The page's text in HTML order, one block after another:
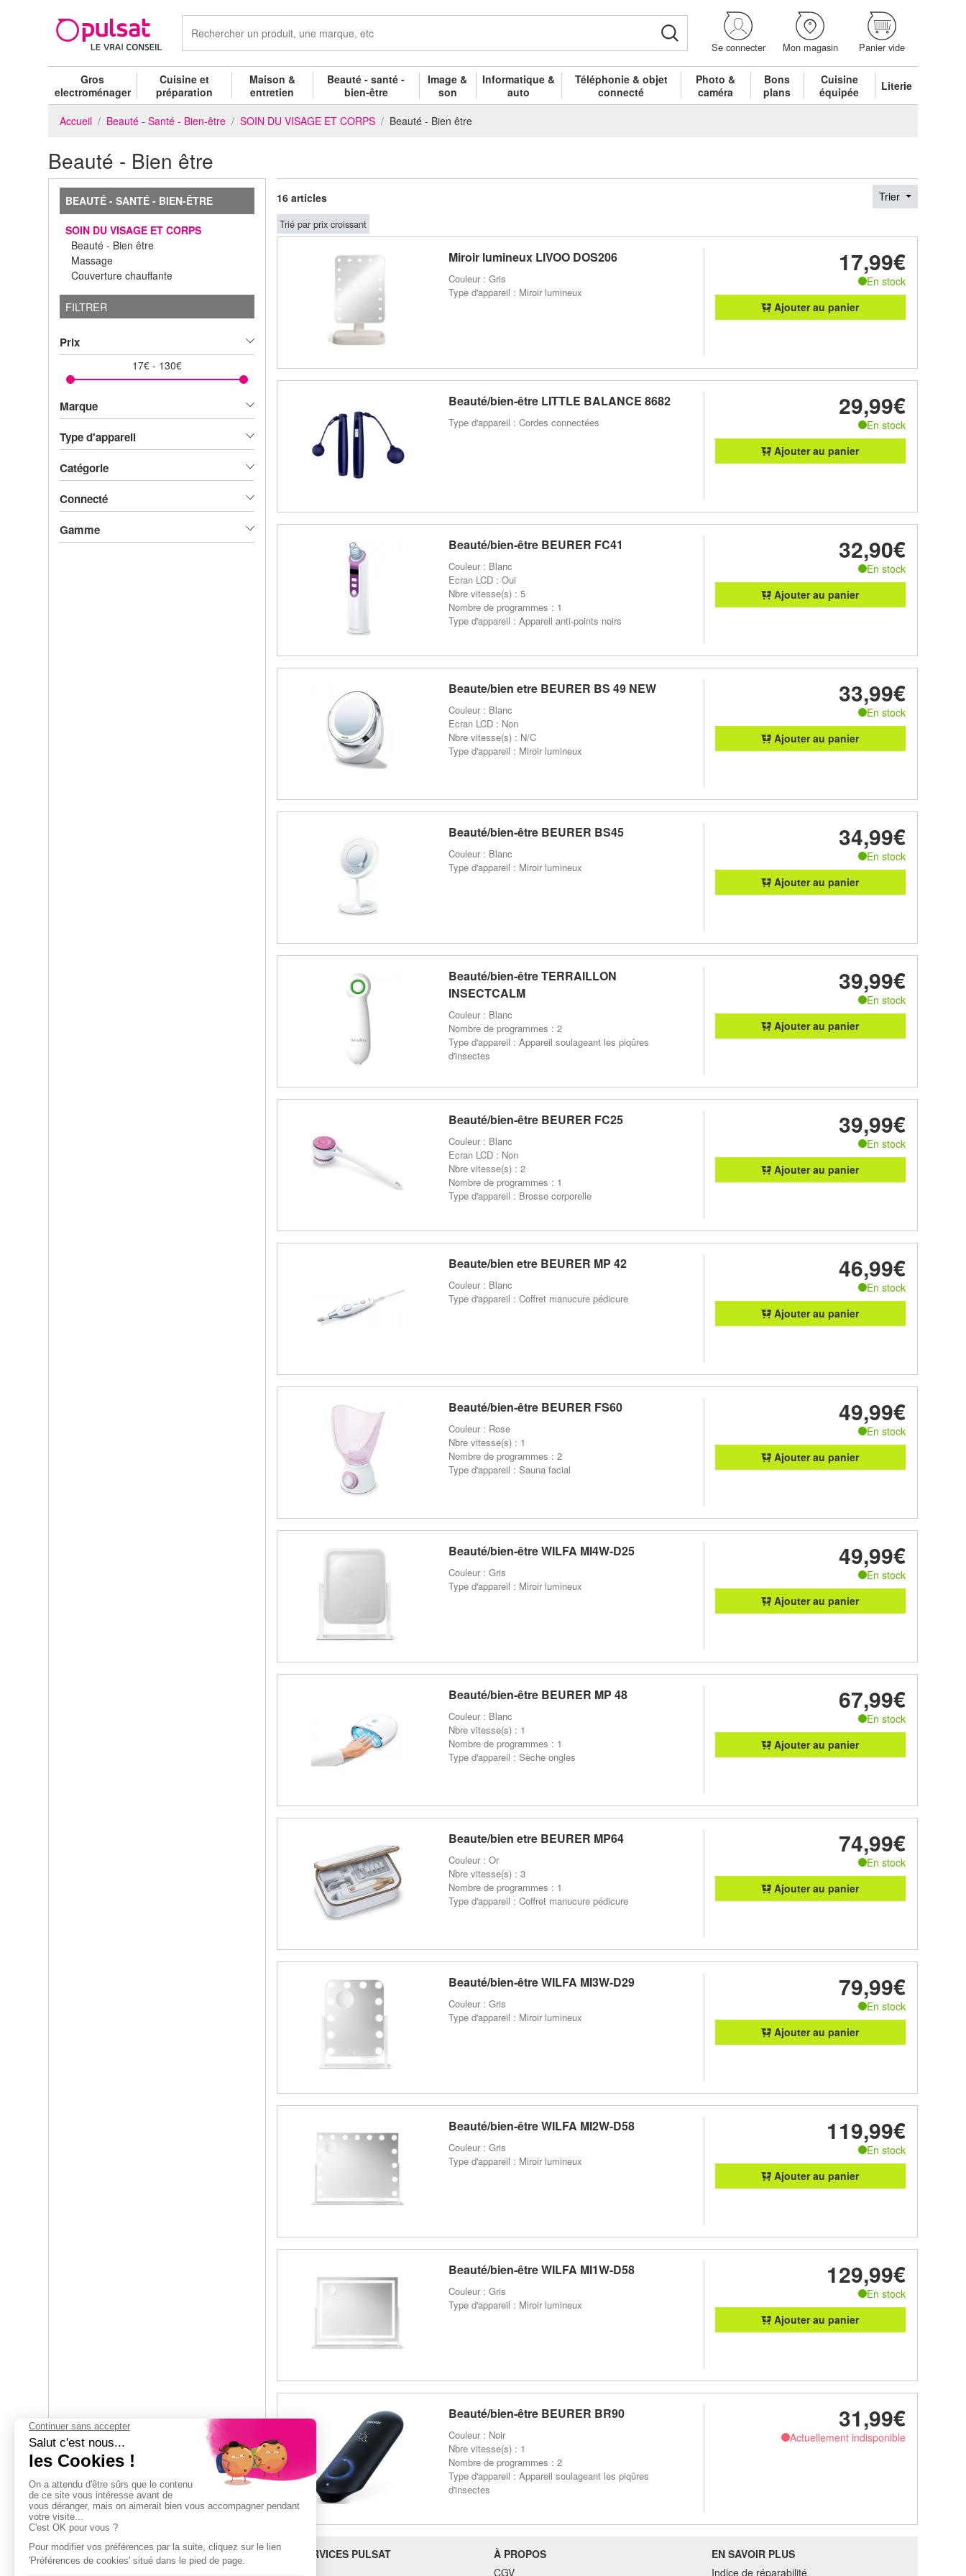
Se connecter Mon magasin Panier vide
Gros
electroménager
Cuisine et
préparation
Maison &
entretien
Beauté - santé -
bien-être
Image &
son
Informatique &
auto
Téléphonie & objet
connecté
Photo &
caméra
Bons
plans
Cuisine
équipée
Literie
Accueil Beauté - Santé - Bien-être SOIN DU VISAGE ET CORPS Beauté - Bien être
Beauté - Bien être
BEAUTÉ - SANTÉ - BIEN-ÊTRE
SOIN DU VISAGE ET CORPS
Beauté - Bien être
Massage
Couverture chauffante
FILTRER
Prix
17€- 130€
Marque
Type d'appareil
Catégorie
Connecté
Gamme
16 articles Trier
Trié par prix croissant
Miroir lumineux LIVOO DOS206
Couleur : Gris
Type d'appareil : Miroir lumineux
17,99€
En stock
Ajouter au panier
Beauté/bien-être LITTLE BALANCE 8682
Type d'appareil : Cordes connectées
29,99€
En stock
Ajouter au panier
Beauté/bien-être BEURER FC41
Couleur : Blanc
Ecran LCD : Oui
Nbre vitesse(s) : 5
Nombre de programmes : 1
Type d'appareil : Appareil anti-points noirs
32,90€
En stock
Ajouter au panier
Beaute/bien etre BEURER BS 49 NEW
Couleur : Blanc
Ecran LCD : Non
Nbre vitesse(s) : N/C
Type d'appareil : Miroir lumineux
33,99€
En stock
Ajouter au panier
Beauté/bien-être BEURER BS45
Couleur : Blanc
Type d'appareil : Miroir lumineux
34,99€
En stock
Ajouter au panier
Beauté/bien-être TERRAILLON
INSECTCALM
Couleur : Blanc
Nombre de programmes : 2
Type d'appareil : Appareil soulageant les piqûres
d'insectes
39,99€
En stock
Ajouter au panier
Beauté/bien-être BEURER FC25
Couleur : Blanc
Ecran LCD : Non
Nbre vitesse(s) : 2
Nombre de programmes : 1
Type d'appareil : Brosse corporelle
39,99€
En stock
Ajouter au panier
Beaute/bien etre BEURER MP 42
Couleur : Blanc
Type d'appareil : Coffret manucure pédicure
46,99€
En stock
Ajouter au panier
Beauté/bien-être BEURER FS60
Couleur : Rose
Nbre vitesse(s) : 1
Nombre de programmes : 2
Type d'appareil : Sauna facial
49,99€
En stock
Ajouter au panier
Beauté/bien-être WILFA MI4W-D25
Couleur : Gris
Type d'appareil : Miroir lumineux
49,99€
En stock
Ajouter au panier
Beauté/bien-être BEURER MP 48
Couleur : Blanc
Nbre vitesse(s) : 1
Nombre de programmes : 1
Type d'appareil : Sèche ongles
67,99€
En stock
Ajouter au panier
Beaute/bien etre BEURER MP64
Couleur : Or
Nbre vitesse(s) : 3
Nombre de programmes : 1
Type d'appareil : Coffret manucure pédicure
74,99€
En stock
Ajouter au panier
Beauté/bien-être WILFA MI3W-D29
Couleur : Gris
Type d'appareil : Miroir lumineux
79,99€
En stock
Ajouter au panier
Beauté/bien-être WILFA MI2W-D58
Couleur : Gris
Type d'appareil : Miroir lumineux
119,99€
En stock
Ajouter au panier
Beauté/bien-être WILFA MI1W-D58
Couleur : Gris
Type d'appareil : Miroir lumineux
129,99€
En stock
Ajouter au panier
Beauté/bien-être BEURER BR90
Couleur : Noir
Nbre vitesse(s) : 1
Nombre de programmes : 2
Type d'appareil : Appareil soulageant les piqûres
d'insectes
31,99€
Actuellement indisponible
BESOIN D'AIDE ?
LES SERVICES PULSAT
À PROPOS
CGV
EN SAVOIR PLUS
Indice de réparabilité